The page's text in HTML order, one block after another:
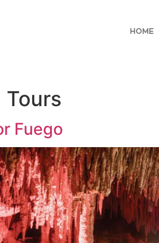
HOME
Tours
Fuego